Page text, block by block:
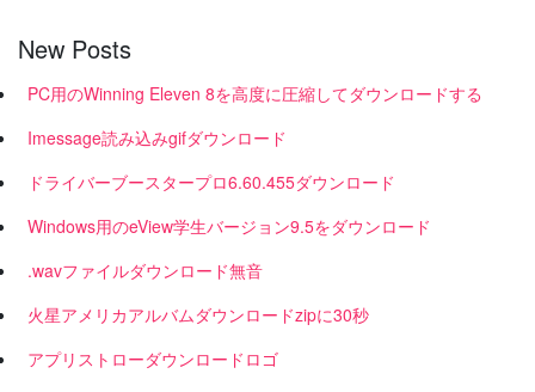
New Posts
PC用のWinning Eleven 8を高度に圧縮してダウンロードする
Imessage読み込みgifダウンロード
ドライバーブースタープロ6.60.455ダウンロード
Windows用のeView学生バージョン9.5をダウンロード
.wavファイルダウンロード無音
火星アメリカアルバムダウンロードzipに30秒
アプリストローダウンロードロゴ